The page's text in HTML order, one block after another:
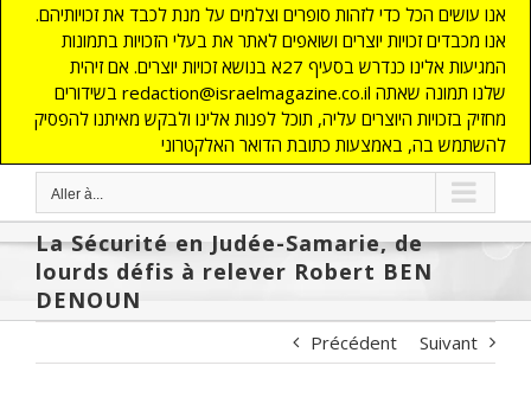
אנו עושים הכל כדי לזהות סופרים וצלמים על מנת לכבד את זכויותיהם.
אנו מכבדים זכויות יוצרים ושואפים לאתר את בעלי הזכויות בתמונות
המגיעות אלינו כנדרש בסעיף 27א בנושא זכויות יוצרים. אם זיהית
בשידורים redaction@israelmagazine.co.il שלנו תמונה שאתה
מחזיק בזכויות היוצרים עליה, תוכל לפנות אלינו ולבקש מאיתנו להפסיק
להשתמש בה, באמצעות כתובת הדואר האלקטרוני
Aller à...
La Sécurité en Judée-Samarie, de
lourds défis à relever Robert BEN
DENOUN
Précédent Suivant